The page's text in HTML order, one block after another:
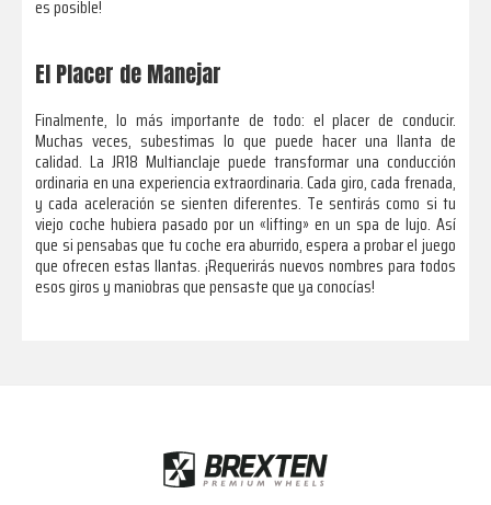
es posible!
El Placer de Manejar
Finalmente, lo más importante de todo: el placer de conducir.
Muchas veces, subestimas lo que puede hacer una llanta de
calidad. La JR18 Multianclaje puede transformar una conducción
ordinaria en una experiencia extraordinaria. Cada giro, cada frenada,
y cada aceleración se sienten diferentes. Te sentirás como si tu
viejo coche hubiera pasado por un «lifting» en un spa de lujo. Así
que si pensabas que tu coche era aburrido, espera a probar el juego
que ofrecen estas llantas. ¡Requerirás nuevos nombres para todos
esos giros y maniobras que pensaste que ya conocías!